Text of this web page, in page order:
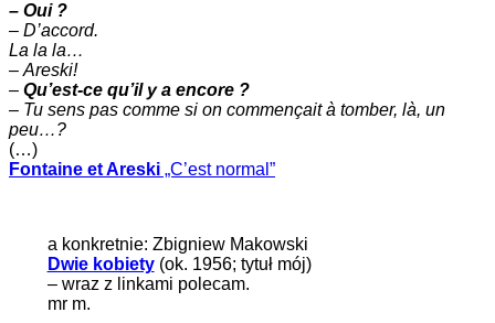
– Oui ?
– D’accord.
La la la…
– Areski!
– Qu’est-ce qu’il y a encore ?
– Tu sens pas comme si on commençait à tomber, là, un
peu…?
(…)
Fontaine et Areski „C’est normal”
a konkretnie: Zbigniew Makowski
Dwie kobiety(ok. 1956; tytuł mój)
– wraz z linkami polecam.
mr m.